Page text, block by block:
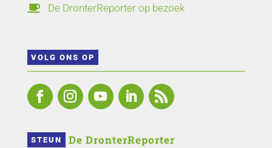
 De DronterReporter op bezoek
VOLG ONS OP
STEUN De DronterReporter